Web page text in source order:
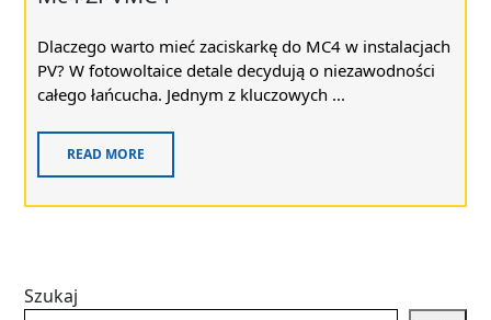
Dlaczego warto mieć zaciskarkę do MC4 w instalacjach
PV? W fotowoltaice detale decydują o niezawodności
całego łańcucha. Jednym z kluczowych ...
READ MORE
Szukaj